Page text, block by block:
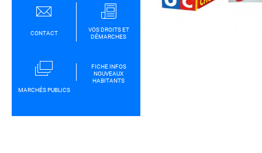
CONTACT
VOS DROITS ET
DÉMARCHES
MARCHÉS PUBLICS
FICHE INFOS
NOUVEAUX
HABITANTS